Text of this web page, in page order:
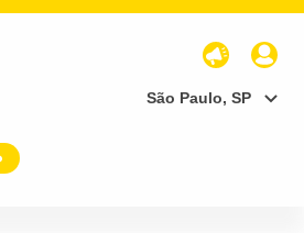
São Paulo, SP